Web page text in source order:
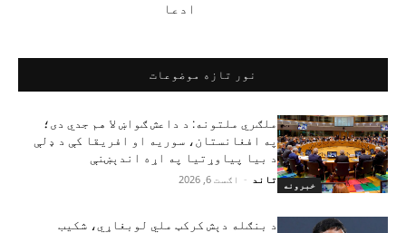
ادعا
نور تازه موضوعات
خبرونه
ملګري ملتونه: د داعش ګواښ لا هم جدي دی؛
په افغانستان، سوریه او افریقا کې د ډلې
د بیا پیاوړتیا په اړه اندېښنې
تاند - اګست 6, 2026
د بنګله دېش کرکټ ملي لوبغاړي، شکیب